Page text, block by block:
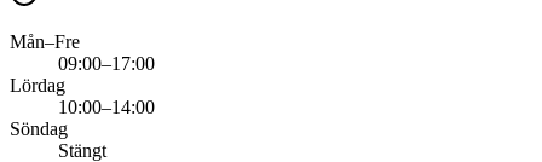
Mån–Fre
09:00–17:00
Lördag
10:00–14:00
Söndag
Stängt